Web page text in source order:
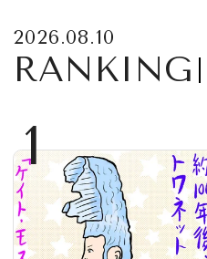
2026.08.10
RANKING
1